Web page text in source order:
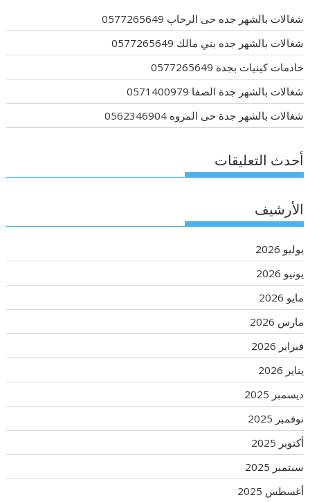
شغالات بالشهر جده حى الرحاب 0577265649
شغالات بالشهر جده بني مالك 0577265649
خادمات كينيات بجدة 0577265649
شغالات بالشهر جدة الصفا 0571400979
شغالات بالشهر جدة حى المروه 0562346904
أحدث التعليقات
الأرشيف
يوليو 2026
يونيو 2026
مايو 2026
مارس 2026
فبراير 2026
يناير 2026
ديسمبر 2025
نوفمبر 2025
أكتوبر 2025
سبتمبر 2025
أغسطس 2025